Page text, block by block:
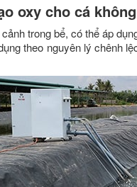
oxy cho cá
trong bể, có thể áp
theo nguyên lý chênh